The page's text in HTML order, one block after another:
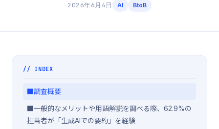
2026年6月4日 AI BtoB
// INDEX
■調査概要
■一般的なメリットや用語解説を調べる際、62.9%の
担当者が「生成AIでの要約」を経験